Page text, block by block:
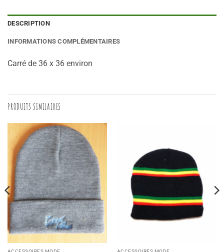
DESCRIPTION
INFORMATIONS COMPLÉMENTAIRES
Carré de 36 x 36 environ
PRODUITS SIMILAIRES